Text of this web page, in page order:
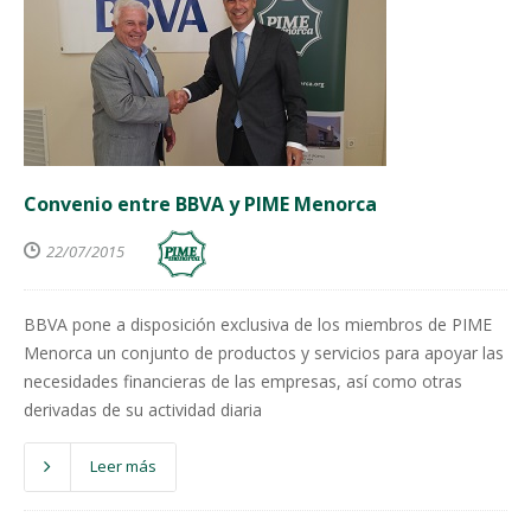
Convenio entre BBVA y PIME Menorca
22/07/2015
BBVA pone a disposición exclusiva de los miembros de PIME
Menorca un conjunto de productos y servicios para apoyar las
necesidades financieras de las empresas, así como otras
derivadas de su actividad diaria
Leer más